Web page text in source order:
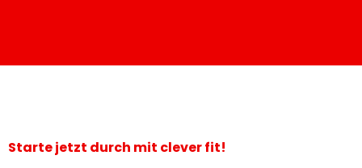
Starte jetzt durch mit clever fit!